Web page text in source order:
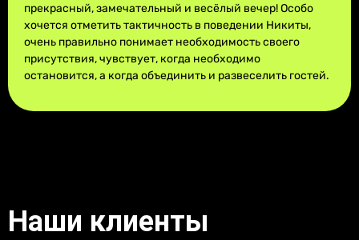
прекрасный, замечательный и весёлый вечер! Особо
хочется отметить тактичность в поведении Никиты,
очень правильно понимает необходимость своего
присутствия, чувствует, когда необходимо
остановится, а когда объединить и развеселить гостей.
Наши клиенты